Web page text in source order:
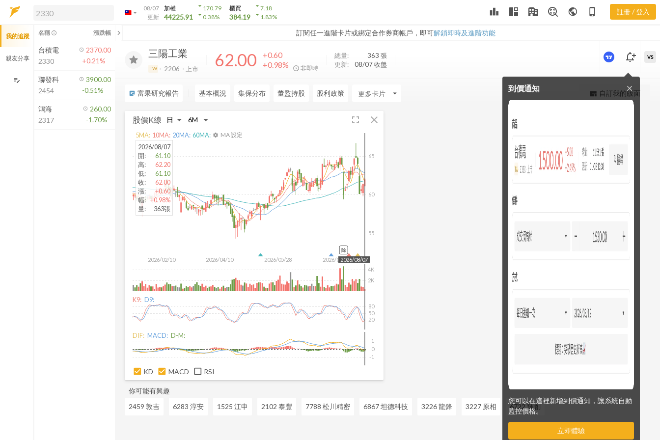
arrow_drop_down
08/07
更新
加權
44225.91
arrow_drop_down170.79
arrow_drop_down0.38%
櫃買
384.19
arrow_drop_down7.18
arrow_drop_down1.83% leaderboard public phone_iphone 註冊 / 登入
訂閱任一進階卡片或綁定合作券商帳戶，即可解鎖即時及進階功能
解鎖即時行情及進階功能
方案」，即可解鎖以下功能：
即時行情
即時市況與排行
成交金額熱力圖
前往方案訂閱
如何綁定合作券商
2206 股價K線
三陽工業
TW 2206 上市 62.00
+0.60
+0.98%
非即時
總量: 363 張
更新:
08/07 收盤
更強大的進階價量圖表
notification_add
到價通知
您可以在這裡新增到價通知，讓系統自動
監控價格。
立即體驗
close
VS
sticky_note_2 富果研究報告 基本概況 集保分布 董監持股 股利政策 arrow_drop_down view_quilt 自訂我的版面
股價K線 fullscreen close
2026/02/10 2026/04/10 2026/05/28 2026/07/16
55
60
65
2026/08/07
2K
4K
2026/08/07
開:
61.10
高:
62.20
低:
61.10
收:
62.00
漲:
+0.60
幅: +0.98%
量: 363張
5MA: 10MA: 20MA: 60MA: settings MA 設定
除
K9: D9:
20
50
80
DIF: MACD: D-M:
-1
0
1
KD MACD RSI
你可能有興趣
2459 敦吉
6283 淳安 1525 江申 2102 泰豐 7788 松川精密 6867 坦德科技 3226 龍鋒 3227 原相 6722 輝創
我的追蹤
親友分享
edit_note
名稱 info_outline 漲跌幅 chevron_left
台積電
2330
2370.00
+0.21%
聯發科
2454
3900.00
-0.51%
鴻海
2317
260.00
-1.70%